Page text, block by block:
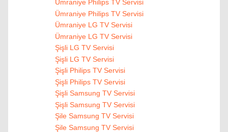
Ümraniye Philips TV Servisi
Ümraniye Philips TV Servisi
Ümraniye LG TV Servisi
Ümraniye LG TV Servisi
Şişli LG TV Servisi
Şişli LG TV Servisi
Şişli Philips TV Servisi
Şişli Philips TV Servisi
Şişli Samsung TV Servisi
Şişli Samsung TV Servisi
Şile Samsung TV Servisi
Şile Samsung TV Servisi